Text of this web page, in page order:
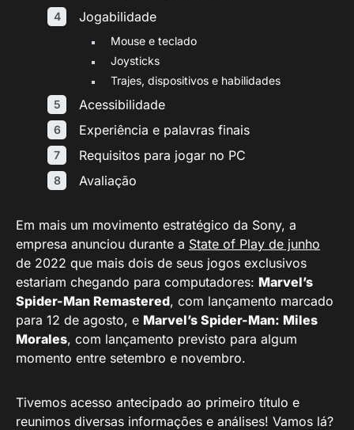
Jogabilidade
Mouse e teclado
Joysticks
Trajes, dispositivos e habilidades
Acessibilidade
Experiência e palavras finais
Requisitos para jogar no PC
Avaliação
Em mais um movimento estratégico da Sony, a
empresa anunciou durante a State of Play de junho
de 2022 que mais dois de seus jogos exclusivos
estariam chegando para computadores: Marvel’s
Spider-Man Remastered, com lançamento marcado
para 12 de agosto, e Marvel’s Spider-Man: Miles
Morales, com lançamento previsto para algum
momento entre setembro e novembro.
Tivemos acesso antecipado ao primeiro título e
reunimos diversas informações e análises! Vamos lá?